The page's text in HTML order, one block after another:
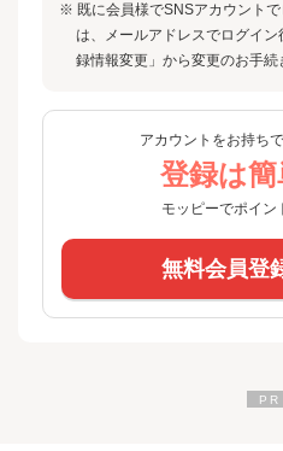
※ 既に会員様でSNSアカウント
は、メールアドレスでログイ
録情報変更」から変更のお手続
アカウントをお持ち
登録は簡
モッピーでポイン
無料会員登